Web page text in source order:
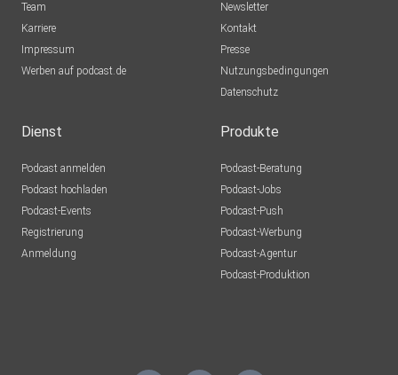
Team
Karriere
Impressum
Werben auf podcast.de
Newsletter
Kontakt
Presse
Nutzungsbedingungen
Datenschutz
Dienst
Podcast anmelden
Podcast hochladen
Podcast-Events
Registrierung
Anmeldung
Produkte
Podcast-Beratung
Podcast-Jobs
Podcast-Push
Podcast-Werbung
Podcast-Agentur
Podcast-Produktion